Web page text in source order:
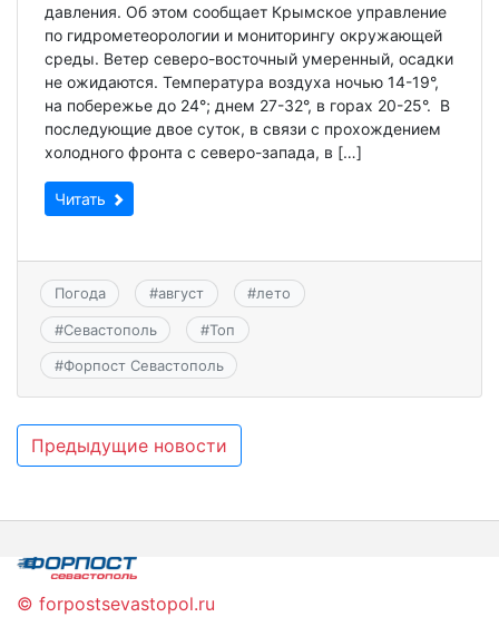
давления. Об этом сообщает Крымское управление
по гидрометеорологии и мониторингу окружающей
среды. Ветер северо-восточный умеренный, осадки
не ожидаются. Температура воздуха ночью 14-19°,
на побережье до 24°; днем 27-32°, в горах 20-25°. В
последующие двое суток, в связи с прохождением
холодного фронта с северо-запада, в […]
Читать
Погода #август #лето
#Севастополь #Топ
#Форпост Севастополь
Навигация
записям
Предыдущие новости
© forpostsevastopol.ru